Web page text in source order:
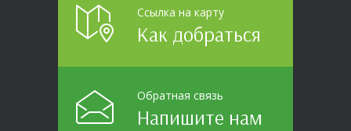
Ссылка на карту
Как добраться
Обратная связь
Напишите нам